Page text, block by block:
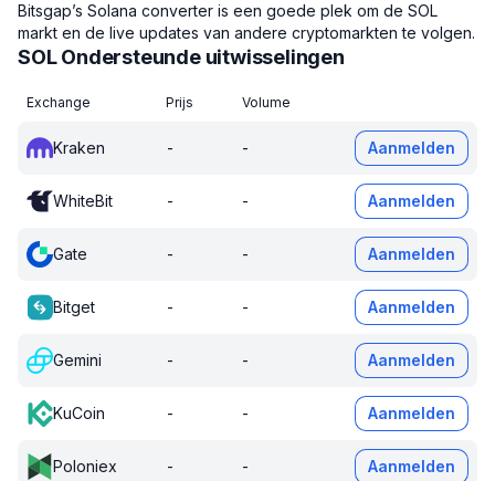
Bitsgap’s Solana converter is een goede plek om de SOL
markt en de live updates van andere cryptomarkten te volgen.
SOL Ondersteunde uitwisselingen
Exchange Prijs Volume
Kraken - - Aanmelden
WhiteBit - - Aanmelden
Gate - - Aanmelden
Bitget - - Aanmelden
Gemini - - Aanmelden
KuCoin - - Aanmelden
Poloniex - - Aanmelden